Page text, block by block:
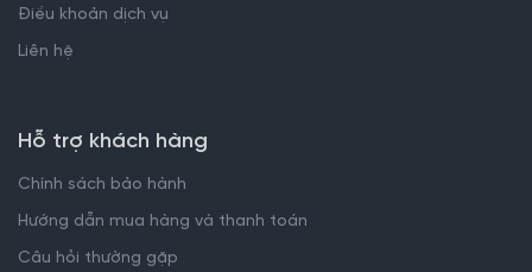
Điều khoản dịch vụ
Liên hệ
Hỗ trợ khách hàng
Chính sách bảo hành
Hướng dẫn mua hàng và thanh toán
Câu hỏi thường gặp